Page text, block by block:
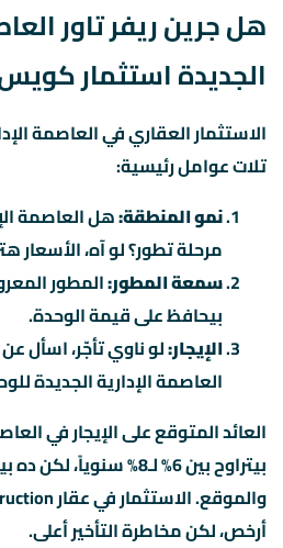
هل جرين ريفر تاور
الجديدة استثمار
الاستثمار العقاري في العاصمة
تلات عوامل رئيسية:
نمو المنطقة:هل العاصمة
مرحلة تطور؟ لو آه، الأسعار
سمعة المطور:المطور
بيحافظ على قيمة الوحدة.
الإيجار:لو ناوي تأجّر، اسأل
العاصمة الإدارية الجديدة
العائد المتوقع على الإيجار في
بيتراوح بين 6% لـ8%
أرخص، لكن مخاطرة التأخير أعلى.